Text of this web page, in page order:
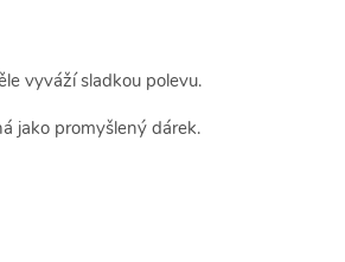
vyváží sladkou polevu.
jako promyšlený dárek.